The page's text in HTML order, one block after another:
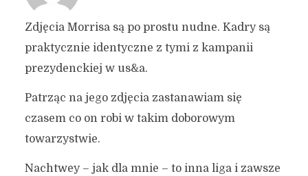
Zdjęcia Morrisa są po prostu nudne. Kadry są
praktycznie identyczne z tymi z kampanii
prezydenckiej w us&a.
Patrząc na jego zdjęcia zastanawiam się
czasem co on robi w takim doborowym
towarzystwie.
Nachtwey – jak dla mnie – to inna liga i zawsze